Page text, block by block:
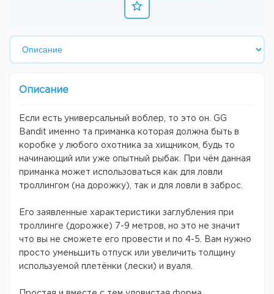
Описание
Если есть универсальный воблер, то это он. GG
Bandit именно та приманка которая должна быть в
коробке у любого охотника за хищником, будь то
начинающий или уже опытный рыбак. При чём данная
приманка может использоваться как для ловли
троллингом (на дорожку), так и для ловли в заброс.
Его заявленные характеристики заглубления при
троллинге (дорожке) 7-9 метров, но это не значит
что вы не сможете его провести и по 4-5. Вам нужно
просто уменьшить отпуск или увеличить толщину
используемой плетёнки (лески) и вуаля.